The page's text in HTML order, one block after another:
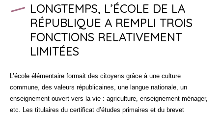
LONGTEMPS, L’ÉCOLE DE LA
RÉPUBLIQUE A REMPLI TROIS
FONCTIONS RELATIVEMENT
LIMITÉES
L’école élémentaire formait des citoyens grâce à une culture
commune, des valeurs républicaines, une langue nationale, un
enseignement ouvert vers la vie : agriculture, enseignement ménager,
etc. Les titulaires du certificat d’études primaires et du brevet